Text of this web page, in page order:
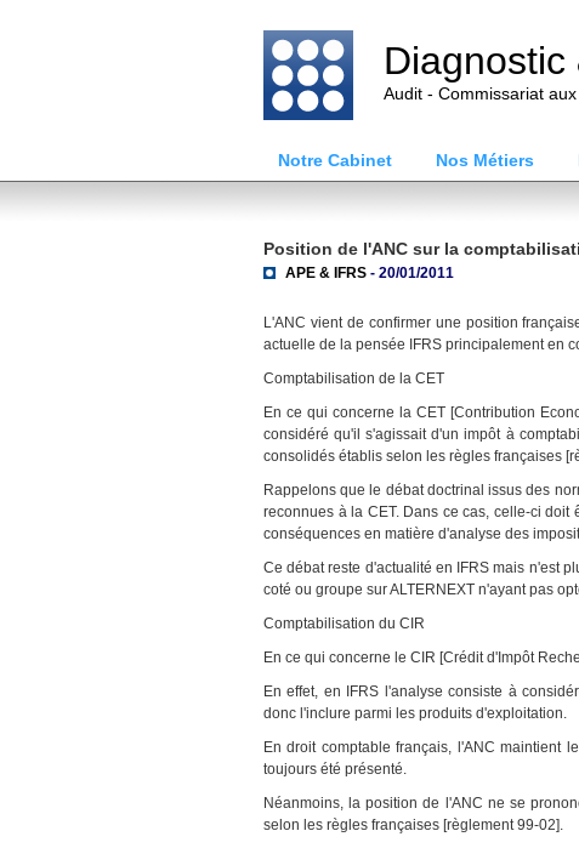
Audit - Commissariat
Notre Cabinet Nos Métiers
Position de l'ANC sur la
APE & IFRS - 20/01/2011
L'ANC vient de confirmer une position
actuelle de la pensée IFRS principalement en
Comptabilisation de la CET
En ce qui concerne la CET [Contribution
considéré qu'il s'agissait d'un impôt à
consolidés établis selon les règles françaises
Rappelons que le débat doctrinal issus des
reconnues à la CET. Dans ce cas, celle-ci
conséquences en matière d'analyse des
Ce débat reste d'actualité en IFRS mais n'est
coté ou groupe sur ALTERNEXT n'ayant pas
Comptabilisation du CIR
En ce qui concerne le CIR [Crédit d'Impôt
En effet, en IFRS l'analyse consiste à
donc l'inclure parmi les produits d'exploitation.
En droit comptable français, l'ANC maintient
toujours été présenté.
Néanmoins, la position de l'ANC ne se
selon les règles françaises [règlement 99-02].